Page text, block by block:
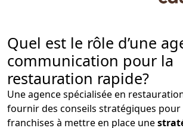
Quel est le rôle d’une
communication pour la
restauration rapide?
Une agence spécialisée en
fournir des conseils stratégiques pour
franchises à mettre en place une